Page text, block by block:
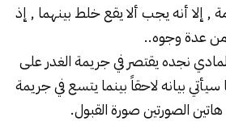
, إلا أنه يجب ألا يقع خلط بينهما , إذ
من عدة وجوه..
نجده يقتصر في جريمة الغدر على
بيانه لاحقاً بينما يتسع في جريمة
الصورتين صورة القبول.